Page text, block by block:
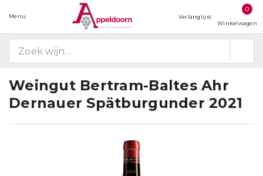
Menu Verlanglijst
0
Winkelwagen
Weingut Bertram-Baltes Ahr
Dernauer Spätburgunder 2021